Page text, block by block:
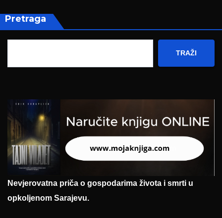
Pretraga
TRAŽI
Nevjerovatna priča o gospodarima života i smrti u
opkoljenom Sarajevu.